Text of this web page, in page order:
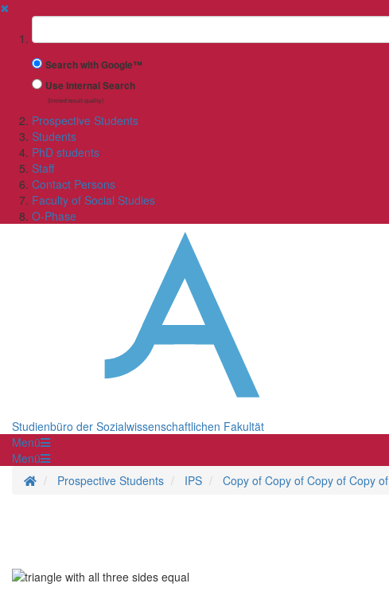
✖
Suchbegriff
Search with Google™
Use Internal Search
(limited result quality)
Prospective Students
Students
PhD students
Staff
Contact Persons
Faculty of Social Studies
O-Phase
Studienbüro der Sozialwissenschaftlichen Fakultät
Menü
Menü
Homepage
Prospective Students IPS Copy of Copy of Copy of Copy of